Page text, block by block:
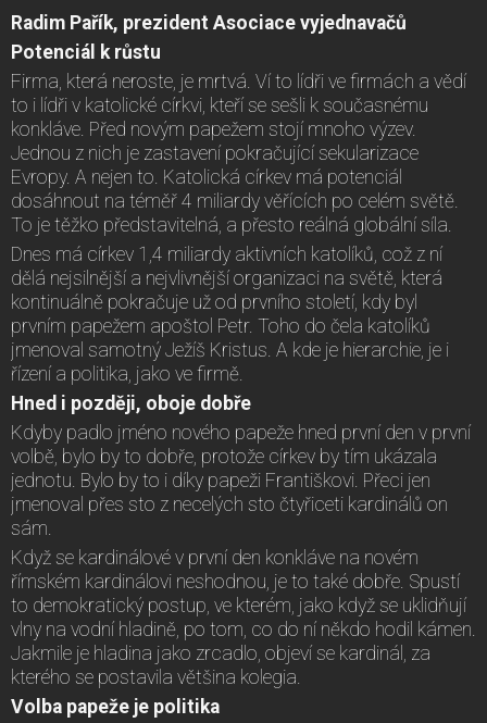
Radim Pařík, prezident Asociace vyjednavačů
Potenciál k růstu
Firma, která neroste, je mrtvá. Ví to lídři ve firmách a vědí
to i lídři v katolické církvi, kteří se sešli k současnému
konkláve. Před novým papežem stojí mnoho výzev.
Jednou z nich je zastavení pokračující sekularizace
Evropy. A nejen to. Katolická církev má potenciál
dosáhnout na téměř 4 miliardy věřících po celém světě.
To je těžko představitelná, a přesto reálná globální síla.
Dnes má církev 1,4 miliardy aktivních katolíků, což z ní
dělá nejsilnější a nejvlivnější organizaci na světě, která
kontinuálně pokračuje už od prvního století, kdy byl
prvním papežem apoštol Petr. Toho do čela katolíků
jmenoval samotný Ježíš Kristus. A kde je hierarchie, je i
řízení a politika, jako ve firmě.
Hned i později, oboje dobře
Kdyby padlo jméno nového papeže hned první den v první
volbě, bylo by to dobře, protože církev by tím ukázala
jednotu. Bylo by to i díky papeži Františkovi. Přeci jen
jmenoval přes sto z necelých sto čtyřiceti kardinálů on
sám.
Když se kardinálové v první den konkláve na novém
římském kardinálovi neshodnou, je to také dobře. Spustí
to demokratický postup, ve kterém, jako když se uklidňují
vlny na vodní hladině, po tom, co do ní někdo hodil kámen.
Jakmile je hladina jako zrcadlo, objeví se kardinál, za
kterého se postavila většina kolegia.
Volba papeže je politika